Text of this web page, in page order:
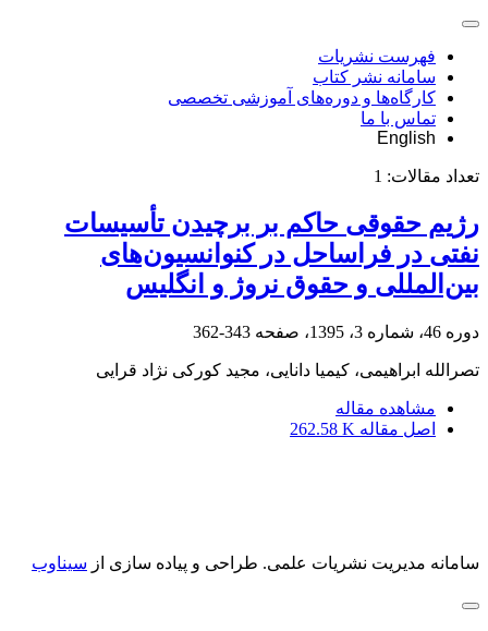
فهرست نشریات
سامانه نشر کتاب
کارگاه‌ها و دوره‌های آموزشی تخصصی
تماس با ما
English
تعداد مقالات: 1
رژیم حقوقی حاکم بر برچیدن تأسیسات
نفتی در فراساحل در کنوانسیون‌های
بین‌المللی و حقوق نروژ و انگلیس
دوره 46، شماره 3، 1395، صفحه 343-362
تصرالله ابراهیمی، کیمیا دانایی، مجید کورکی نژاد قرایی
مشاهده مقاله
اصل مقاله 262.58 K
سامانه مدیریت نشریات علمی. طراحی و پیاده سازی از سیناوب